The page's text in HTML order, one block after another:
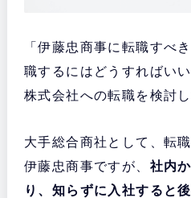
「伊藤忠商事に転職すべ
職するにはどうすればい
株式会社への転職を検討
大手総合商社として、転
伊藤忠商事ですが、 社内
り、知らずに入社すると